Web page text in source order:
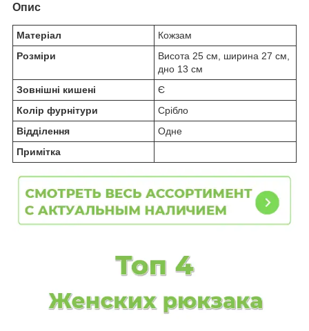
Опис
Матеріал
Кожзам
Розміри
Висота 25 см, ширина 27 см,
дно 13 см
Зовнішні кишені
Є
Колір фурнітури
Срібло
Відділення
Одне
Примітка